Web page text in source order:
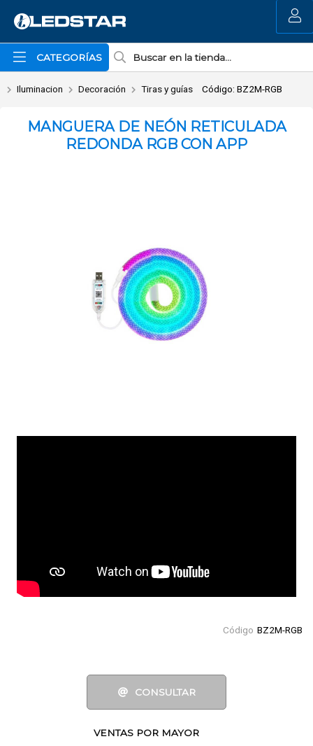
Enviar a email
CATEGORÍAS
MI COMPRA
Iluminacion Decoración Tiras y guías Código: BZ2M-RGB
MANGUERA DE NEÓN RETICULADA
REDONDA RGB CON APP
Código BZ2M-RGB
CONSULTAR
VENTAS POR MAYOR